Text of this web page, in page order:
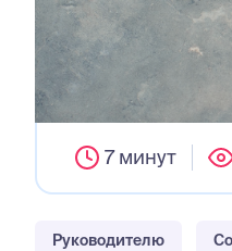
7 минут
Руководителю